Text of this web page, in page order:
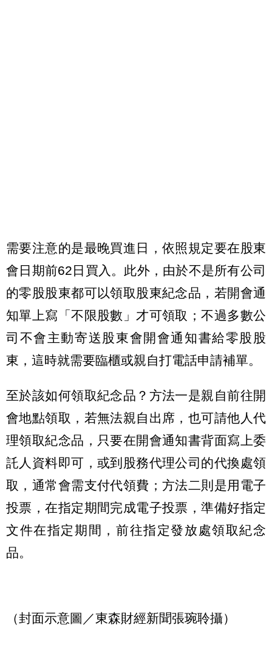
需要注意的是最晚買進日，依照規定要在股東
會日期前62日買入。此外，由於不是所有公司
的零股股東都可以領取股東紀念品，若開會通
知單上寫「不限股數」才可領取；不過多數公
司不會主動寄送股東會開會通知書給零股股
東，這時就需要臨櫃或親自打電話申請補單。
至於該如何領取紀念品？方法一是親自前往開
會地點領取，若無法親自出席，也可請他人代
理領取紀念品，只要在開會通知書背面寫上委
託人資料即可，或到股務代理公司的代換處領
取，通常會需支付代領費；方法二則是用電子
投票，在指定期間完成電子投票，準備好指定
文件在指定期間，前往指定發放處領取紀念
品。
（封面示意圖／東森財經新聞張琬聆攝）